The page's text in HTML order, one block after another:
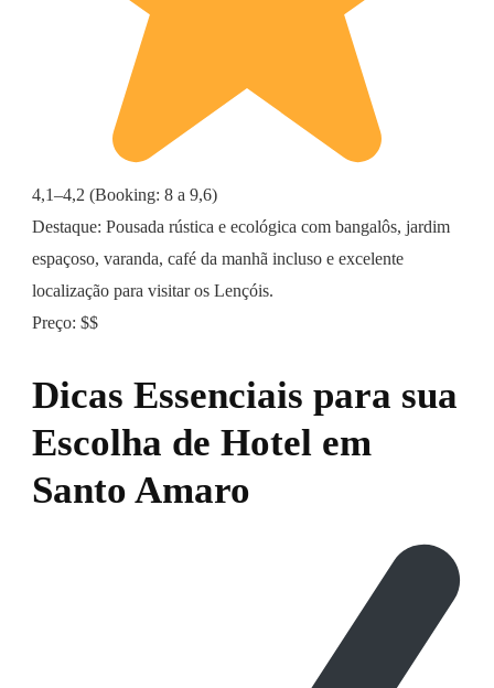
4,1–4,2 (Booking: 8 a 9,6)
Destaque: Pousada rústica e ecológica com bangalôs, jardim
espaçoso, varanda, café da manhã incluso e excelente
localização para visitar os Lençóis.
Preço: $$
Dicas Essenciais para sua
Escolha de Hotel em
Santo Amaro